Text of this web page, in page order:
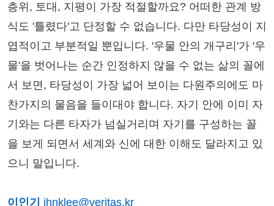
층위, 토대, 지평이 가장 적절할까요? 어떠한 관계 방
식도 '틀렸다'고 단정할 수 없습니다. 다만 타당성이 지
엽적이고 부분적일 뿐입니다. '우물 안의 개구리'가 '우
물'을 벗어나는 순간 인정하지 않을 수 없는 삶의 꼴에
서 보면, 타당성이 가장 넓어 보이는 다원주의에도 마
찬가지의 물음을 들이대야 합니다. 자기 안에 이미 자
기와는 다른 타자가 넘실거리며 자기를 구성하는 꼴
을 보게 되면서 세계와 신에 대한 이해도 달라지고 있
으니 말입니다.
이인기 ihnklee@veritas.kr